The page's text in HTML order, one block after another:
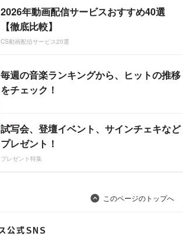
2026年動画配信サービスおすすめ40選
【徹底比較】
CS動画配信サービス20選
毎週の音楽ランキングから、ヒットの推移
をチェック！
試写会、登壇イベント、サインチェキなど
プレゼント！
プレゼント特集
このページのトップへ